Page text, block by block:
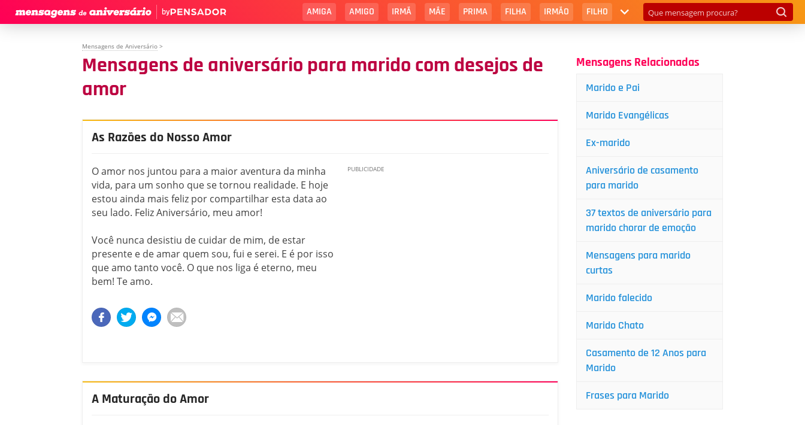
by AMIGA AMIGO IRMÃ MÃE PRIMA FILHA IRMÃO FILHO
Mensagens de Aniversário >
Mensagens de aniversário para marido com desejos de
amor
As Razões do Nosso Amor
O amor nos juntou para a maior aventura da minha
vida, para um sonho que se tornou realidade. E hoje
estou ainda mais feliz por compartilhar esta data ao
seu lado. Feliz Aniversário, meu amor!
Você nunca desistiu de cuidar de mim, de estar
presente e de amar quem sou, fui e serei. E é por isso
que amo tanto você. O que nos liga é eterno, meu
bem! Te amo.
A Maturação do Amor
Mensagens Relacionadas
Marido e Pai
Marido Evangélicas
Ex-marido
Aniversário de casamento
para marido
37 textos de aniversário para
marido chorar de emoção
Mensagens para marido
curtas
Marido falecido
Marido Chato
Casamento de 12 Anos para
Marido
Frases para Marido